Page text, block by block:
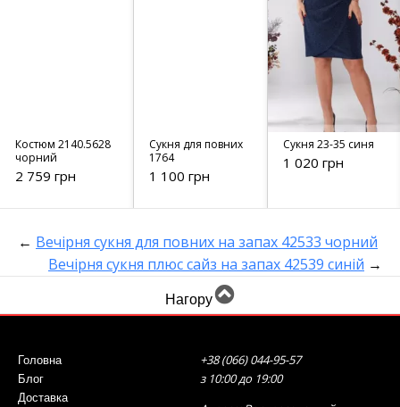
Костюм 2140.5628
чорний
2 759 грн
Сукня для повних
1764
1 100 грн
Сукня 23-35 синя
1 020 грн
← Вечірня сукня для повних на запах 42533 чорний
Вечірня сукня плюс сайз на запах 42539 синій →
Нагору
Головна
Блог
Доставка
+38 (066) 044-95-57
з 10:00 до 19:00